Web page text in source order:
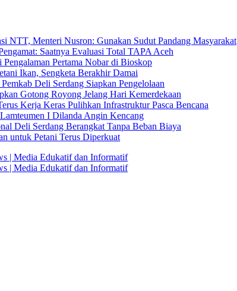
NTT, Menteri Nusron: Gunakan Sudut Pandang Masyarakat
Saatnya Evaluasi Total TAPA Aceh
Pertama Nobar di Bioskop
Ikan, Sengketa Berakhir Damai
Deli Serdang Siapkan Pengelolaan
Gotong Royong Jelang Hari Kemerdekaan
Kerja Keras Pulihkan Infrastruktur Pasca Bencana
I Dilanda Angin Kencang
Deli Serdang Berangkat Tanpa Beban Biaya
untuk Petani Terus Diperkuat